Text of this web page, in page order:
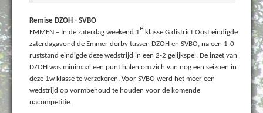
Remise DZOH - SVBO
EMMEN – In de zaterdag weekend 1e klasse G district Oost eindigde
zaterdagavond de Emmer derby tussen DZOH en SVBO, na een 1-0
ruststand eindigde deze wedstrijd in een 2-2 gelijkspel. De inzet van
DZOH was minimaal een punt halen om zich van nog een seizoen in
deze 1w klasse te verzekeren. Voor SVBO werd het meer een
wedstrijd op vormbehoud te houden voor de komende
nacompetitie.